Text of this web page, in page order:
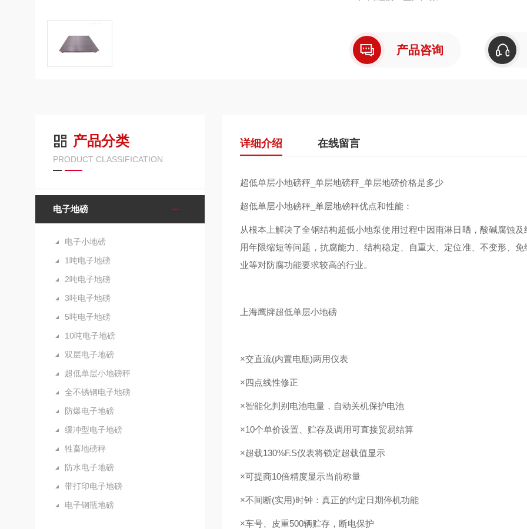
上海鹰牌超低单层小地磅
产品咨询
产品分类
PRODUCT CLASSIFICATION
电子地磅
电子小地磅
1吨电子地磅
2吨电子地磅
3吨电子地磅
5吨电子地磅
10吨电子地磅
双层电子地磅
超低单层小地磅秤
全不锈钢电子地磅
防爆电子地磅
缓冲型电子地磅
牲畜地磅秤
防水电子地磅
带打印电子地磅
电子钢瓶地磅
详细介绍 在线留言
超低单层小地磅秤_单层地磅秤_单层地磅价格是多少
超低单层小地磅秤_单层地磅秤优点和性能：
从根本上解决了全钢结构超低小地泵使用过程中因雨淋日晒，酸碱腐蚀
用年限缩短等问题，抗腐能力、结构稳定、自重大、定位准、不变形、
业等对防腐功能要求较高的行业。
上海鹰牌超低单层小地磅
×交直流(内置电瓶)两用仪表
×四点线性修正
×智能化判别电池电量，自动关机保护电池
×10个单价设置、贮存及调用可直接贸易结算
×超载130%F.S仪表将锁定超载值显示
×可提商10倍精度显示当前称量
×不间断(实用)时钟：真正的约定日期停机功能
×车号、皮重500辆贮存，断电保护